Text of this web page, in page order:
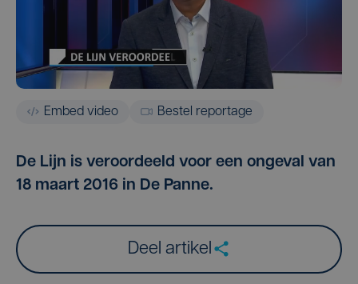
Embed video Bestel reportage
De Lijn is veroordeeld voor een ongeval van
18 maart 2016 in De Panne.
Deel artikel